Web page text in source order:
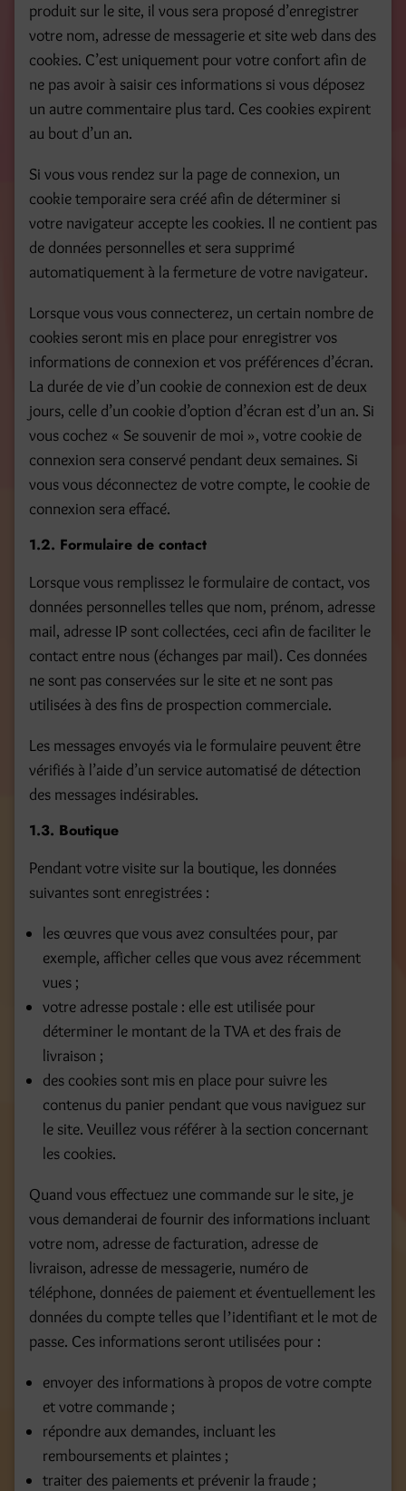
produit sur le site, il vous sera proposé d’enregistrer
votre nom, adresse de messagerie et site web dans des
cookies. C’est uniquement pour votre confort afin de
ne pas avoir à saisir ces informations si vous déposez
un autre commentaire plus tard. Ces cookies expirent
au bout d’un an.
Si vous vous rendez sur la page de connexion, un
cookie temporaire sera créé afin de déterminer si
votre navigateur accepte les cookies. Il ne contient pas
de données personnelles et sera supprimé
automatiquement à la fermeture de votre navigateur.
Lorsque vous vous connecterez, un certain nombre de
cookies seront mis en place pour enregistrer vos
informations de connexion et vos préférences d’écran.
La durée de vie d’un cookie de connexion est de deux
jours, celle d’un cookie d’option d’écran est d’un an. Si
vous cochez « Se souvenir de moi », votre cookie de
connexion sera conservé pendant deux semaines. Si
vous vous déconnectez de votre compte, le cookie de
connexion sera effacé.
1.2. Formulaire de contact
Lorsque vous remplissez le formulaire de contact, vos
données personnelles telles que nom, prénom, adresse
mail, adresse IP sont collectées, ceci afin de faciliter le
contact entre nous (échanges par mail). Ces données
ne sont pas conservées sur le site et ne sont pas
utilisées à des fins de prospection commerciale.
Les messages envoyés via le formulaire peuvent être
vérifiés à l’aide d’un service automatisé de détection
des messages indésirables.
1.3. Boutique
Pendant votre visite sur la boutique, les données
suivantes sont enregistrées :
les œuvres que vous avez consultées pour, par
exemple, afficher celles que vous avez récemment
vues ;
votre adresse postale : elle est utilisée pour
déterminer le montant de la TVA et des frais de
livraison ;
des cookies sont mis en place pour suivre les
contenus du panier pendant que vous naviguez sur
le site. Veuillez vous référer à la section concernant
les cookies.
Quand vous effectuez une commande sur le site, je
vous demanderai de fournir des informations incluant
votre nom, adresse de facturation, adresse de
livraison, adresse de messagerie, numéro de
téléphone, données de paiement et éventuellement les
données du compte telles que lʼidentifiant et le mot de
passe. Ces informations seront utilisées pour :
envoyer des informations à propos de votre compte
et votre commande ;
répondre aux demandes, incluant les
remboursements et plaintes ;
traiter des paiements et prévenir la fraude ;